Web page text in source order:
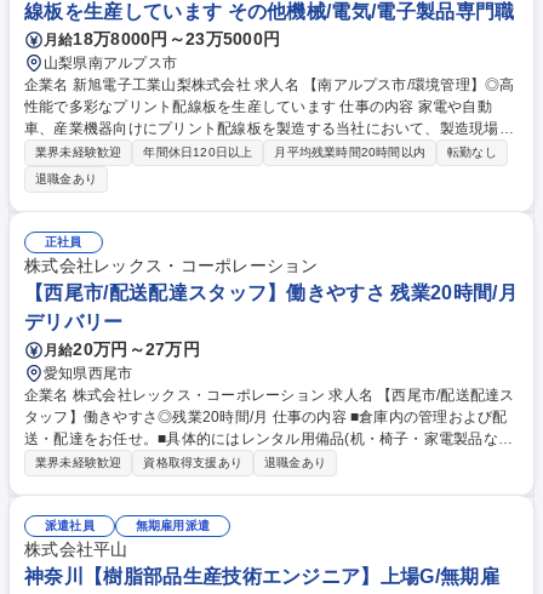
線板を生産しています その他機械/電気/電子製品専門職
月給18万8000円～23万5000円
山梨県南アルプス市
企業名 新旭電子工業山梨株式会社 求人名 【南アルプス市/環境管理】◎高
性能で多彩なプリント配線板を生産しています 仕事の内容 家電や自動
車、産業機器向けにプリント配線板を製造する当社において、製造現場の
環境管理の業務全般をお任せいたします。 【具体的な業務】 ■環境マネジ
メントシステムの維持・改善、環境監査の実施（社内の各部門に対して環
境監査の実施、法令遵守および環境パフォーマンスの向上を図る）■環境
教育・トレーニング:社員に対する環境教育やトレーニングプログラムの企
画・実施■環境データの収集・分析:エネルギー使用量、廃棄物の管理、排
出ガスのモニタリングなど、環境データを収集・分析し、改善策を提案・
実施など 募集職種 【南アルプス市/環境管理】◎高性能で多彩なプリント
配線板を生産しています
業界未経験歓迎 年間休日120日以上 月平均残業時間20時間以内
転勤なし
退職金あり
正社員
株式会社レックス・コーポレーション
【西尾市/配送配達スタッフ】働きやすさ 残業20時間/月
デリバリー
月給20万円～27万円
愛知県西尾市
企業名 株式会社レックス・コーポレーション 求人名 【西尾市/配送配達ス
タッフ】働きやすさ◎残業20時間/月 仕事の内容 ■倉庫内の管理および配
送・配達をお任せ。■具体的にはレンタル用備品(机・椅子・家電製品など)
の管理、備品のクリーニング、メンテナンス、配送、配達、配置引取り
山梨、長野、北陸、関西まで、広域です 【配達など】愛知県内が70％と
なりますが、時々岐阜・三重エリアも有。 【残業時間】平均20時間/月程
度となります。 募集職種 【西尾市/配送配達スタッフ】働きやすさ◎残業
業界未経験歓迎 資格取得支援あり 退職金あり
派遣社員 無期雇用派遣
株式会社平山
神奈川【樹脂部品生産技術エンジニア】上場G/無期雇